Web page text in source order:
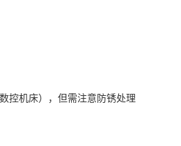
机床），但需注意防锈处理‌